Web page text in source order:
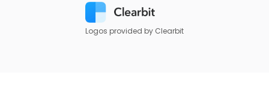
Logos provided by Clearbit